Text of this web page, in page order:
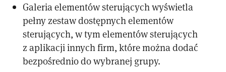
Galeria elementów sterujących wyświetla
pełny zestaw dostępnych elementów
sterujących, w tym elementów sterujących
z aplikacji innych firm, które można dodać
bezpośrednio do wybranej grupy.